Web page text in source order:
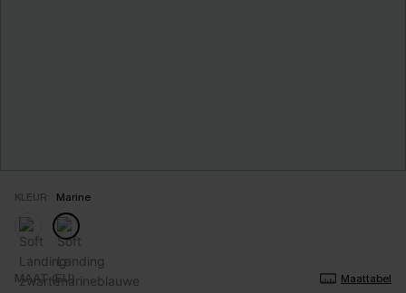
KLEUR: Marine
MAAT (EU) Maattabel